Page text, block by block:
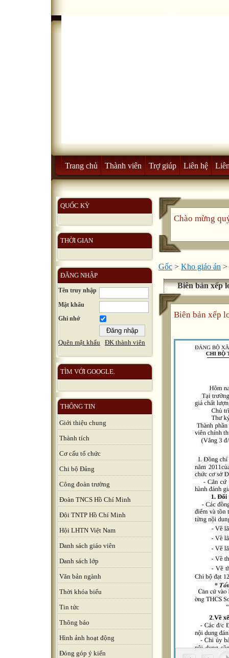
Trang chủ Thành viên Trợ giúp Liên hệ
QUỐC KỲ
THỜI GIAN
ĐĂNG NHẬP
Tên truy nhập
Mật khẩu
Ghi nhớ
Quên mật khẩu ĐK thành viên
TÌM VỚI GOOGLE.
THÔNG TIN
Giới thiệu chung
Thành tích
Cơ cấu tổ chức
Chi bộ Đảng
Công đoàn trường
Đoàn TNCS Hồ Chí Minh
Đội TNTP Hồ Chí Minh
Hội LHTN Việt Nam
Danh sách giáo viên
Danh sách lớp
Văn bản ngành
Thời khóa biểu
Tin tức
Thông báo
Hình ảnh hoạt động
Đóng góp ý kiến
Chào mừng
Gốc > Kho giáo án >
Biên bản xếp
Biên bản xếp